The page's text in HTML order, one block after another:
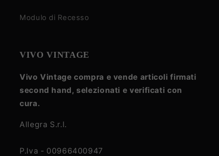
Modulo di Recesso
VIVO VINTAGE
Vivo Vintage compra e vende articoli firmati
second hand, selezionati e verificati con
cura.
Allegra S.r.l.
P.Iva - 00966400947